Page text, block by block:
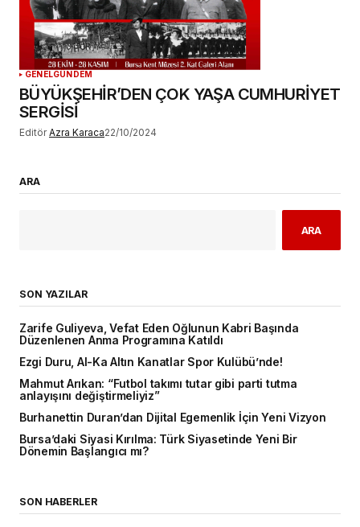
GENELGÜNDEM
BÜYÜKŞEHİR’DEN ÇOK YAŞA CUMHURİYET
SERGİSİ
Editör Azra Karaca22/10/2024
ARA
ARA
SON YAZILAR
Zarife Guliyeva, Vefat Eden Oğlunun Kabri Başında
Düzenlenen Anma Programına Katıldı
Ezgi Duru, Al-Ka Altın Kanatlar Spor Kulübü’nde!
Mahmut Arıkan: “Futbol takımı tutar gibi parti tutma
anlayışını değiştirmeliyiz”
Burhanettin Duran’dan Dijital Egemenlik İçin Yeni Vizyon
Bursa’daki Siyasi Kırılma: Türk Siyasetinde Yeni Bir
Dönemin Başlangıcı mı?
SON HABERLER